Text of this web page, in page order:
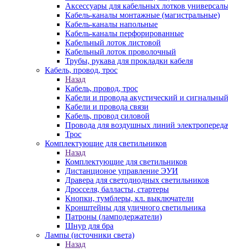
Аксессуары для кабельных лотков
Кабель-каналы монтажные (магистральные)
Кабель-каналы напольные
Кабель-каналы перфорированные
Кабельный лоток листовой
Кабельный лоток проволочный
Трубы, рукава для прокладки кабеля
Кабель, провод, трос
Назад
Кабель, провод, трос
Кабели и провода акустический и сигнальный
Кабели и провода связи
Кабель, провод силовой
Провода для воздушных линий
Трос
Комплектующие для светильников
Назад
Комплектующие для светильников
Дистанционое управление ЭУИ
Дравера для светодиодных светильников
Дросселя, балласты, стартеры
Кнопки, тумблеры, кл. выключатели
Кронштейны для уличного светильника
Патроны (ламподержатели)
Шнур для бра
Лампы (источники света)
Назад